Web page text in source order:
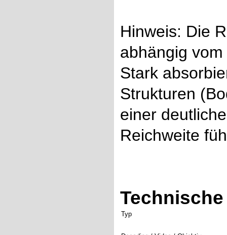
Hinweis: Die
abhängig
Stark
Strukturen
einer
Reichweite
Typ